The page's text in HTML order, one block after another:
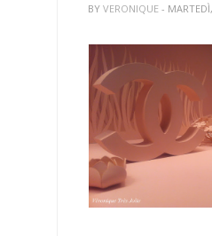
BY VERONIQUE -